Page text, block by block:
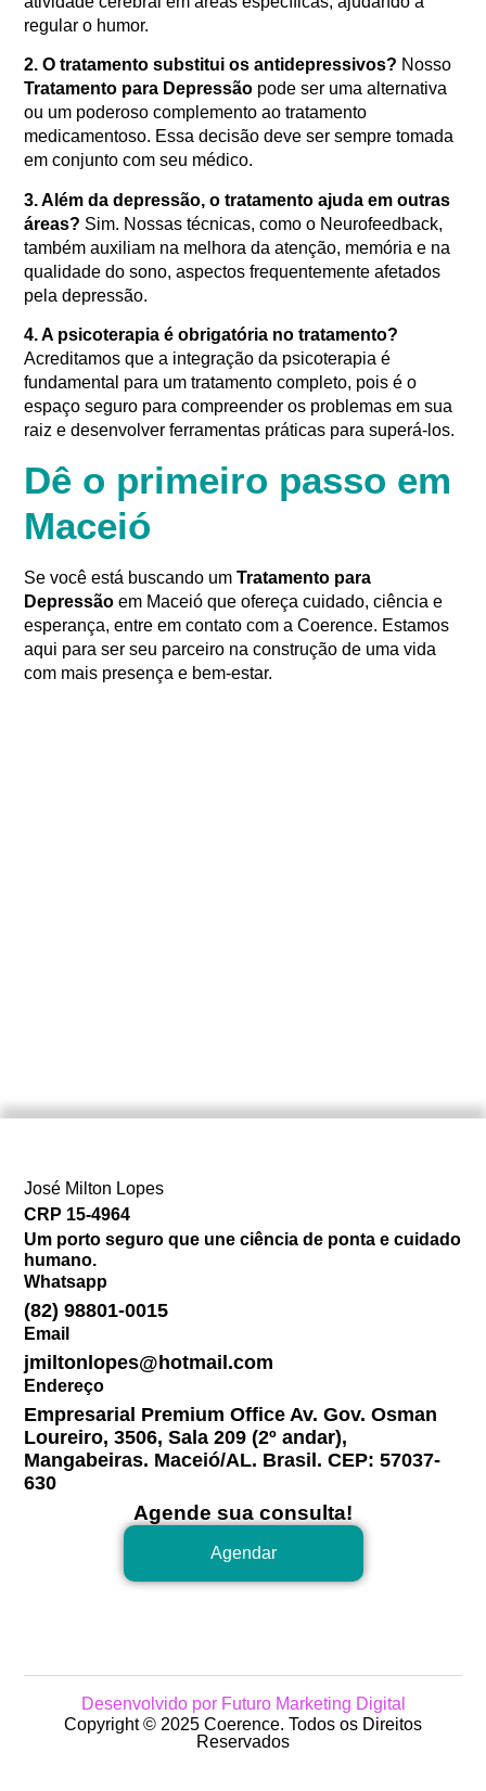
regular o humor.
2. O tratamento substitui os antidepressivos? Nosso
Tratamento para Depressão pode ser uma alternativa
ou um poderoso complemento ao tratamento
medicamentoso. Essa decisão deve ser sempre tomada
em conjunto com seu médico.
3. Além da depressão, o tratamento ajuda em outras
áreas? Sim. Nossas técnicas, como o Neurofeedback,
também auxiliam na melhora da atenção, memória e na
qualidade do sono, aspectos frequentemente afetados
pela depressão.
4. A psicoterapia é obrigatória no tratamento?
Acreditamos que a integração da psicoterapia é
fundamental para um tratamento completo, pois é o
espaço seguro para compreender os problemas em sua
raiz e desenvolver ferramentas práticas para superá-los.
Dê o primeiro passo em
Maceió
Se você está buscando umTratamento para
Depressão em Maceió que ofereça cuidado, ciência e
esperança, entre em contato com a Coerence. Estamos
aqui para ser seu parceiro na construção de uma vida
com mais presença e bem-estar.
José Milton Lopes​
CRP 15-4964
Um porto seguro que une ciência de ponta e cuidado
humano.
Whatsapp
(82) 98801-0015
Email
jmiltonlopes@hotmail.com
Endereço
Empresarial Premium Office Av. Gov. Osman
Loureiro, 3506, Sala 209 (2º andar),
Mangabeiras. Maceió/AL. Brasil. CEP: 57037-
630
Agende sua consulta!
Agendar
Desenvolvido por Futuro Marketing Digital
Copyright © 2025 Coerence. Todos os Direitos
Reservados